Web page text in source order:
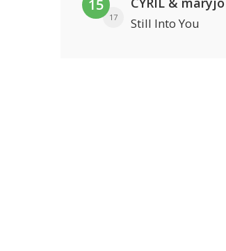
15
17 Still Into You